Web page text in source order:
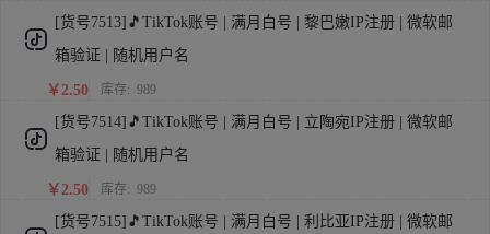
[货号7513]🎵TikTok账号 | 满月白号 | 黎巴嫩IP注册 | 微软邮
箱验证 | 随机用户名
￥2.50 库存: 989
[货号7514]🎵TikTok账号 | 满月白号 | 立陶宛IP注册 | 微软邮
箱验证 | 随机用户名
￥2.50 库存: 989
[货号7515]🎵TikTok账号 | 满月白号 | 利比亚IP注册 | 微软邮